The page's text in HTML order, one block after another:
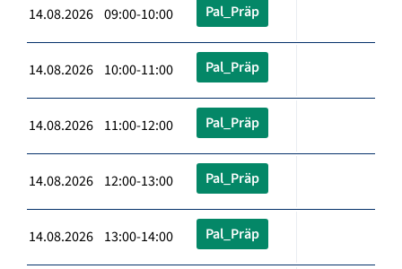
14.08.2026 09:00-10:00 Pal_Präp
14.08.2026 10:00-11:00 Pal_Präp
14.08.2026 11:00-12:00 Pal_Präp
14.08.2026 12:00-13:00 Pal_Präp
14.08.2026 13:00-14:00 Pal_Präp